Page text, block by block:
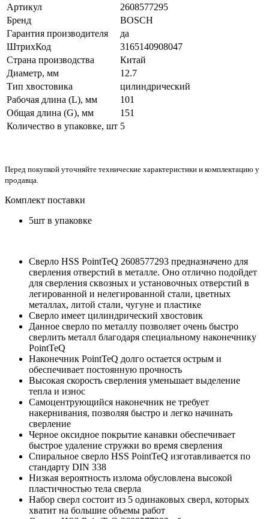
Артикул
2608577295
Бренд
BOSCH
Гарантия производителя
да
ШтрихКод
3165140908047
Страна производства
Китай
Диаметр, мм
12.7
Тип хвостовика
цилиндрический
Рабочая длина (L), мм
101
Общая длина (G), мм
151
Количество в упаковке, шт 5
Перед покупкой уточняйте технические характеристики и комплектацию у
продавца.
Комплект поставки
5шт в упаковке
Сверло HSS PointTeQ 2608577293 предназначено для
сверления отверстий в металле. Оно отлично подойдет
для сверления сквозных и установочных отверстий в
легированной и нелегированной стали, цветных
металлах, литой стали, чугуне и пластике
Сверло имеет цилиндрический хвостовик
Данное сверло по металлу позволяет очень быстро
сверлить металл благодаря специальному наконечнику
PointTeQ
Наконечник PointTeQ долго остается острым и
обеспечивает постоянную прочность
Высокая скорость сверления уменьшает выделение
тепла и износ
Самоцентрующийся наконечник не требует
накернивания, позволяя быстро и легко начинать
сверление
Черное оксидное покрытие канавки обеспечивает
быстрое удаление стружки во время сверления
Спиральное сверло HSS PointTeQ изготавливается по
стандарту DIN 338
Низкая вероятность излома обусловлена высокой
пластичностью тела сверла
Набор сверл состоит из 5 одинаковых сверл, которых
хватит на большие объемы работ